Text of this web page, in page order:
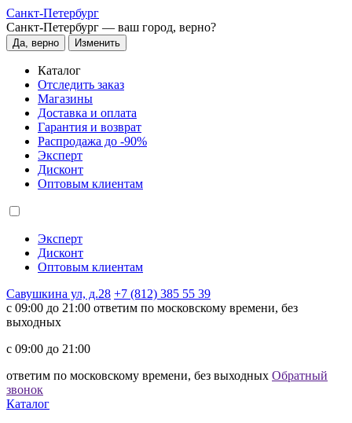
Санкт-Петербург
Санкт-Петербург — ваш город, верно?
Да, верно Изменить
Каталог
Отследить заказ
Магазины
Доставка и оплата
Гарантия и возврат
Распродажа до -90%
Эксперт
Дисконт
Оптовым клиентам
Эксперт
Дисконт
Оптовым клиентам
Савушкина ул, д.28 +7 (812) 385 55 39
c 09:00 до 21:00 ответим по московскому времени, без
выходных
c 09:00 до 21:00
ответим по московскому времени, без выходных Обратный
звонок
Каталог